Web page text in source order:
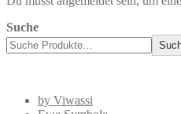
Suche
by Viwassi